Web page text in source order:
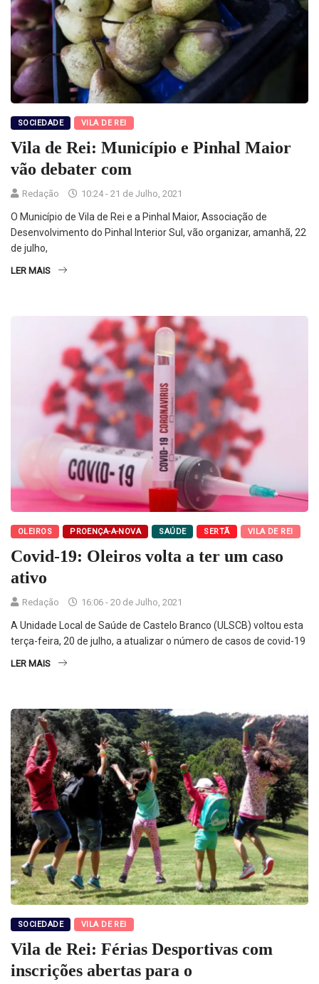
SOCIEDADE VILA DE REI
Vila de Rei: Município e Pinhal Maior
vão debater com
Redação 10:24 - 21 de Julho, 2021
O Município de Vila de Rei e a Pinhal Maior, Associação de
Desenvolvimento do Pinhal Interior Sul, vão organizar, amanhã, 22
de julho,
LER MAIS
OLEIROS PROENÇA-A-NOVA SAÚDE SERTÃ VILA DE REI
Covid-19: Oleiros volta a ter um caso
ativo
Redação 16:06 - 20 de Julho, 2021
A Unidade Local de Saúde de Castelo Branco (ULSCB) voltou esta
terça-feira, 20 de julho, a atualizar o número de casos de covid-19
LER MAIS
SOCIEDADE VILA DE REI
Vila de Rei: Férias Desportivas com
inscrições abertas para o